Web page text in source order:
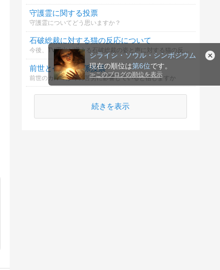
シライシ・ソウル・シンポジウム
現在の順位は第6位です。
≫このブログの順位を表示
守護霊に関する投票
守護霊についてどう思いますか？
石破総裁に対する猫の反応について
今後、TV露出が増える石破総裁の姿と声に対する猫の反応について
前世と今世の関係投票
前世のカルマが今の苦労に影響していると信じますか
続きを表示